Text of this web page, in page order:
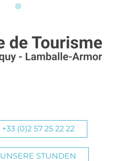
+33 (0)2 57 25 22 22
UNSERE STUNDEN